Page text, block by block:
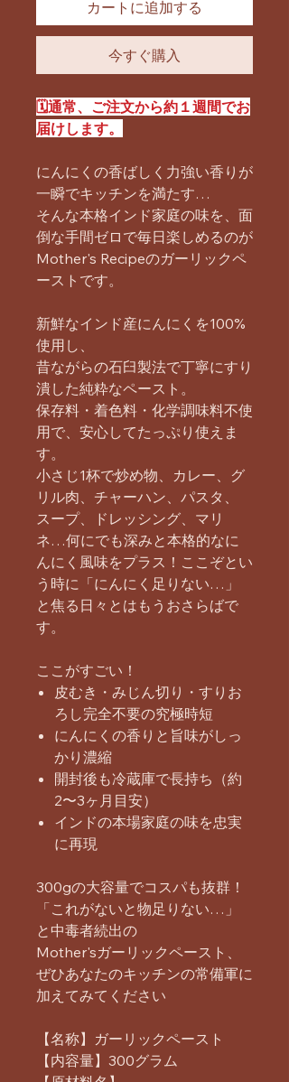
カートに追加する
今すぐ購入
🗓️通常、ご注文から約１週間でお
届けします。
にんにくの香ばしく力強い香りが
一瞬でキッチンを満たす…
そんな本格インド家庭の味を、面
倒な手間ゼロで毎日楽しめるのが
Mother's Recipeのガーリックペ
ーストです。
新鮮なインド産にんにくを100%
使用し、
昔ながらの石臼製法で丁寧にすり
潰した純粋なペースト。
保存料・着色料・化学調味料不使
用で、安心してたっぷり使えま
す。
小さじ1杯で炒め物、カレー、グ
リル肉、チャーハン、パスタ、
スープ、ドレッシング、マリ
ネ…何にでも深みと本格的なに
んにく風味をプラス！ここぞとい
う時に「にんにく足りない…」
と焦る日々とはもうおさらばで
す。
ここがすごい！
皮むき・みじん切り・すりお
ろし完全不要の究極時短
にんにくの香りと旨味がしっ
かり濃縮
開封後も冷蔵庫で長持ち（約
2〜3ヶ月目安）
インドの本場家庭の味を忠実
に再現
300gの大容量でコスパも抜群！
「これがないと物足りない…」
と中毒者続出の
Mother'sガーリックペースト、
ぜひあなたのキッチンの常備軍に
加えてみてください
【名称】ガーリックペースト
【内容量】300グラム